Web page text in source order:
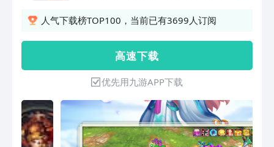
掉的西游故事。 《少年悟空》是一款制
操作轻便，打斗炫酷。是各位玩家闲暇时
余不可多得的娱乐选择。 —全新视角，
透析你忽略掉的西游故事。 —玩法经
典，是喜爱卡牌养成游戏玩家的福音。
人气下载榜TOP100，当前已有3699人订阅
高 速 下 载
优先用九游APP下载